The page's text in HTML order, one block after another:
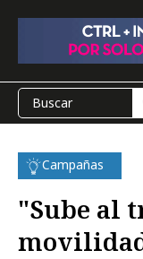
Campañas
"Sube al